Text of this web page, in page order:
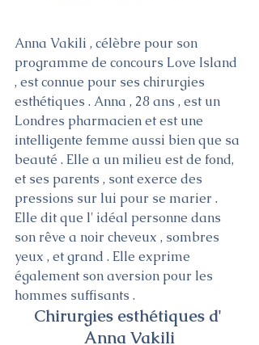
Anna Vakili , célèbre pour son
programme de concours Love Island
, est connue pour ses chirurgies
esthétiques . Anna , 28 ans , est un
Londres pharmacien et est une
intelligente femme aussi bien que sa
beauté . Elle a un milieu est de fond,
et ses parents , sont exerce des
pressions sur lui pour se marier .
Elle dit que l' idéal personne dans
son rêve a noir cheveux , sombres
yeux , et grand . Elle exprime
également son aversion pour les
hommes suffisants .
Chirurgies esthétiques d'
Anna Vakili